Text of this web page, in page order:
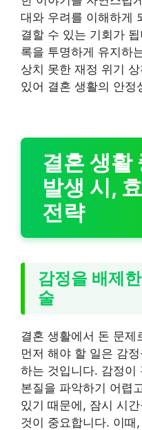
대와 우려를 이해하게
결할 수 있는 기회가
록을 투명하게 유지하
상치 못한 재정 위기
있어 결혼 생활의 안정
결혼 생활
발생 시,
전략
감정을 배제
술
결혼 생활에서 돈 문제
먼저 해야 할 일은 감
하는 것입니다. 감정이
본질을 파악하기 어렵
있기 때문에, 잠시 시
것이 중요합니다. 이때,